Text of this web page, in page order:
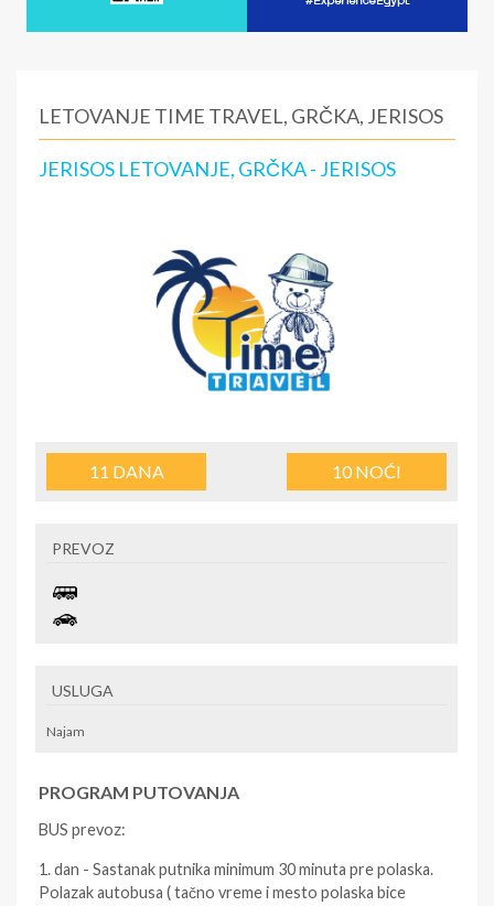
LETOVANJE TIME TRAVEL, GRČKA, JERISOS
JERISOS LETOVANJE, GRČKA - JERISOS
11 DANA 10NOĆI
PREVOZ
USLUGA
Najam
PROGRAM PUTOVANJA
BUS prevoz:
1. dan - Sastanak putnika minimum 30 minuta pre polaska.
Polazak autobusa ( tačno vreme i mesto polaska bice